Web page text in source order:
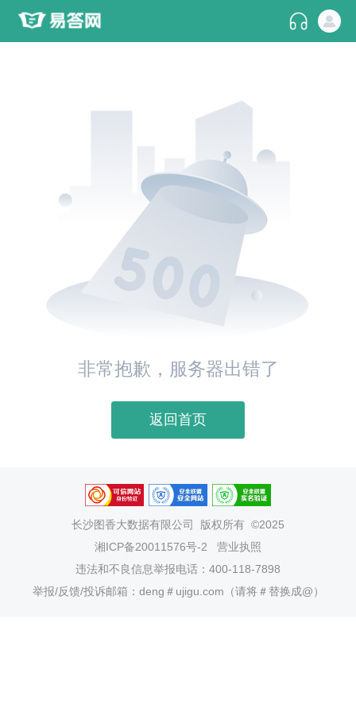
非常抱歉，服务器出错了
返回首页
长沙图香大数据有限公司
版权所有 ©2025
湘ICP备20011576号-2
营业执照
违法和不良信息举报电话：400-118-7898
举报/反馈/投诉邮箱：deng＃ujigu.com（请将＃替换成@）